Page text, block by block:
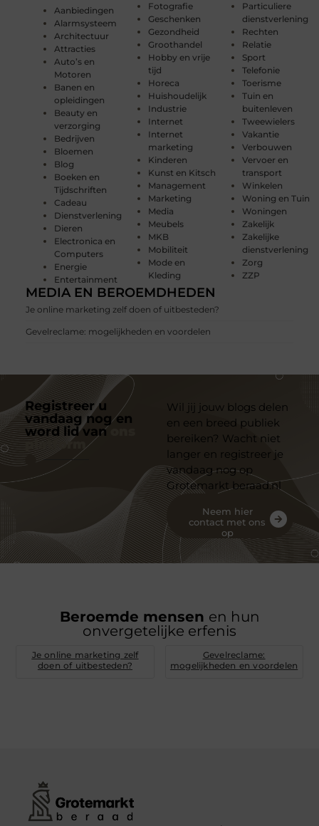
Aanbiedingen
Alarmsysteem
Architectuur
Attracties
Auto’s en
Motoren
Banen en
opleidingen
Beauty en
verzorging
Bedrijven
Bloemen
Blog
Boeken en
Tijdschriften
Cadeau
Dienstverlening
Dieren
Electronica en
Computers
Energie
Entertainment
Fotografie
Geschenken
Gezondheid
Groothandel
Hobby en vrije
tijd
Horeca
Huishoudelijk
Industrie
Internet
Internet
marketing
Kinderen
Kunst en Kitsch
Management
Marketing
Media
Meubels
MKB
Mobiliteit
Mode en
Kleding
Particuliere
dienstverlening
Rechten
Relatie
Sport
Telefonie
Toerisme
Tuin en
buitenleven
Tweewielers
Vakantie
Verbouwen
Vervoer en
transport
Winkelen
Woning en Tuin
Woningen
Zakelijk
Zakelijke
dienstverlening
Zorg
ZZP
MEDIA EN BEROEMDHEDEN
Je online marketing zelf doen of uitbesteden?
Gevelreclame: mogelijkheden en voordelen
Registreer u
vandaag nog en
word lid van
platform
Wil jij jouw blogs delen
en een breed publiek
bereiken? Wacht niet
langer en registreer je
vandaag nog op
Grotemarkt beraad.nl
Neem hier
contact met ons
op
Beroemde mensen en hun
onvergetelijke erfenis
Je online marketing zelf
doen of uitbesteden?
Gevelreclame:
mogelijkheden en voordelen